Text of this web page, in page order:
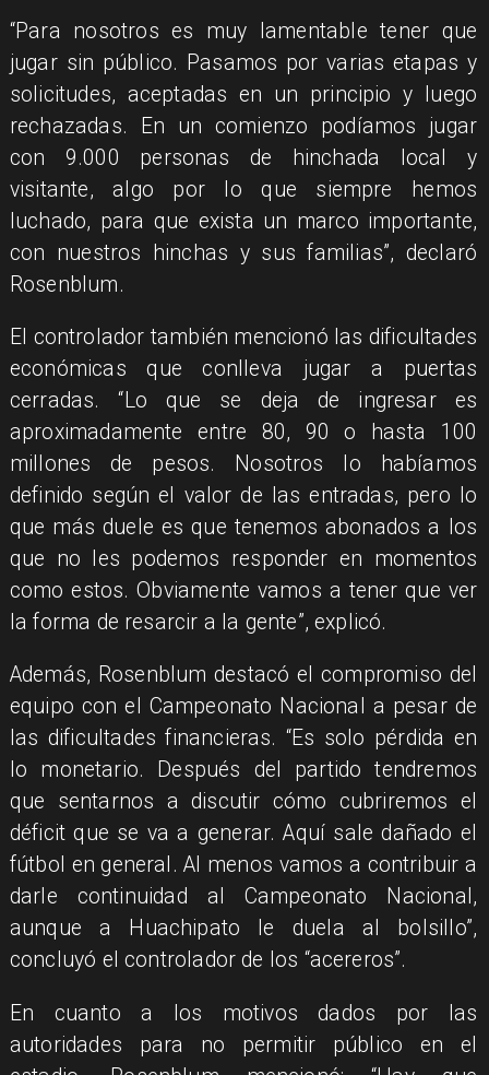
“Para nosotros es muy lamentable tener que
jugar sin público. Pasamos por varias etapas y
solicitudes, aceptadas en un principio y luego
rechazadas. En un comienzo podíamos jugar
con 9.000 personas de hinchada local y
visitante, algo por lo que siempre hemos
luchado, para que exista un marco importante,
con nuestros hinchas y sus familias”, declaró
Rosenblum.
El controlador también mencionó las dificultades
económicas que conlleva jugar a puertas
cerradas. “Lo que se deja de ingresar es
aproximadamente entre 80, 90 o hasta 100
millones de pesos. Nosotros lo habíamos
definido según el valor de las entradas, pero lo
que más duele es que tenemos abonados a los
que no les podemos responder en momentos
como estos. Obviamente vamos a tener que ver
la forma de resarcir a la gente”, explicó.
Además, Rosenblum destacó el compromiso del
equipo con el Campeonato Nacional a pesar de
las dificultades financieras. “Es solo pérdida en
lo monetario. Después del partido tendremos
que sentarnos a discutir cómo cubriremos el
déficit que se va a generar. Aquí sale dañado el
fútbol en general. Al menos vamos a contribuir a
darle continuidad al Campeonato Nacional,
aunque a Huachipato le duela al bolsillo”,
concluyó el controlador de los “acereros”.
En cuanto a los motivos dados por las
autoridades para no permitir público en el